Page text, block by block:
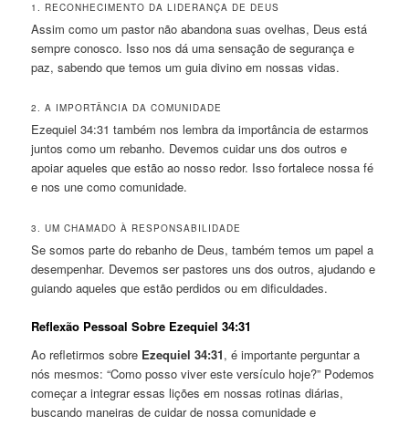
1. RECONHECIMENTO DA LIDERANÇA DE DEUS
Assim como um pastor não abandona suas ovelhas, Deus está
sempre conosco. Isso nos dá uma sensação de segurança e
paz, sabendo que temos um guia divino em nossas vidas.
2. A IMPORTÂNCIA DA COMUNIDADE
Ezequiel 34:31 também nos lembra da importância de estarmos
juntos como um rebanho. Devemos cuidar uns dos outros e
apoiar aqueles que estão ao nosso redor. Isso fortalece nossa fé
e nos une como comunidade.
3. UM CHAMADO À RESPONSABILIDADE
Se somos parte do rebanho de Deus, também temos um papel a
desempenhar. Devemos ser pastores uns dos outros, ajudando e
guiando aqueles que estão perdidos ou em dificuldades.
Reflexão Pessoal Sobre Ezequiel 34:31
Ao refletirmos sobre Ezequiel 34:31, é importante perguntar a
nós mesmos: “Como posso viver este versículo hoje?” Podemos
começar a integrar essas lições em nossas rotinas diárias,
buscando maneiras de cuidar de nossa comunidade e